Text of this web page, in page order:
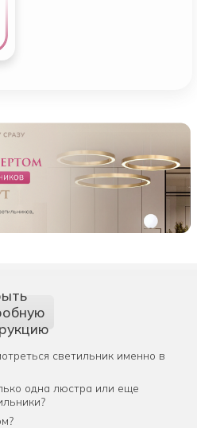
светильник именно в
одна люстра или еще